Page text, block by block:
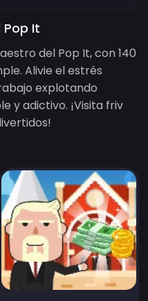
It
del Pop It, con 140
Alivie el estrés
explotando
y adictivo. ¡Visita friv